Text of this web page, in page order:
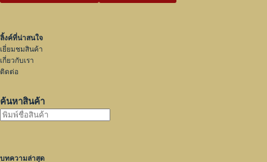
ลิ้งค์ที่น่าสนใจ
เยี่ยมชมสินค้า
เกี่ยวกับเรา
ติดต่อ
ค้นหาสินค้า
บทความล่าสุด